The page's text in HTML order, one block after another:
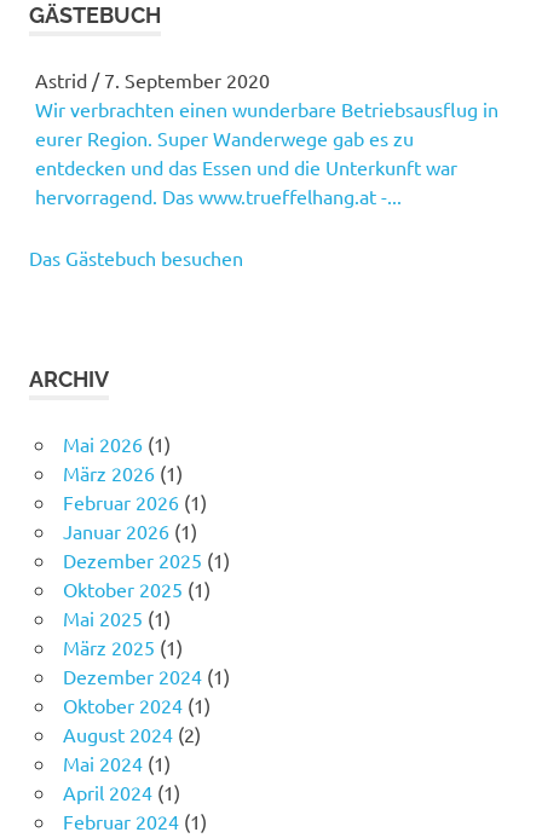
GÄSTEBUCH
Astrid/ 7. September 2020
Wir verbrachten einen wunderbare Betriebsausflug in
eurer Region. Super Wanderwege gab es zu
entdecken und das Essen und die Unterkunft war
hervorragend. Das www.trueffelhang.at -...
Martina/21. Januar 2019
Gratulation zu eurem tollen Tanzabend! Gelungene
Versnstaltung!
Das Gästebuch besuchen
ARCHIV
Mai 2026(1)
März 2026(1)
Februar 2026(1)
Januar 2026(1)
Dezember 2025 (1)
Oktober 2025 (1)
Mai 2025 (1)
März 2025 (1)
Dezember 2024(1)
Oktober 2024(1)
August 2024(2)
Mai 2024(1)
April 2024(1)
Februar 2024(1)